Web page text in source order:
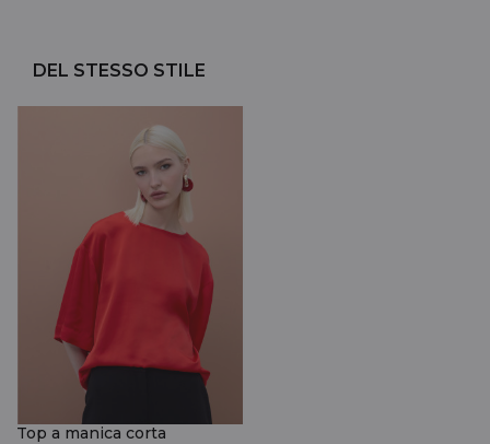
DEL STESSO STILE
Top a manica corta